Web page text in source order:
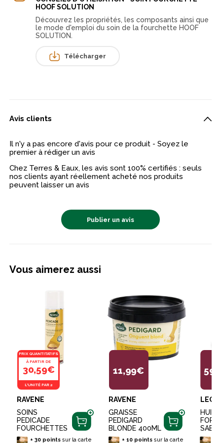
HOOF SOLUTION
Découvrez les propriétés, les composants ainsi que
le mode d'emploi du soin de la fourchette HOOF
SOLUTION.
Télécharger
Avis clients
Il n'y a pas encore d'avis pour ce produit - Soyez le
premier à rédiger un avis
Chez Terres & Eaux, les avis sont 100% certifiés : seuls
nos clients ayant réellement acheté nos produits
peuvent laisser un avis
Publier un avis
Vous aimerez aussi
PRIX QUANTITATIFS
À PARTIR DE
30,59€
L'UNITÉ PAR 2
RAVENE
SOINS
PEDICADE
FOURCHETTES
+30 points sur la carte
11,99€
RAVENE
GRAISSE
PEDIGARD
BLONDE 400ML
+ 10pointssur la carte
HUILE